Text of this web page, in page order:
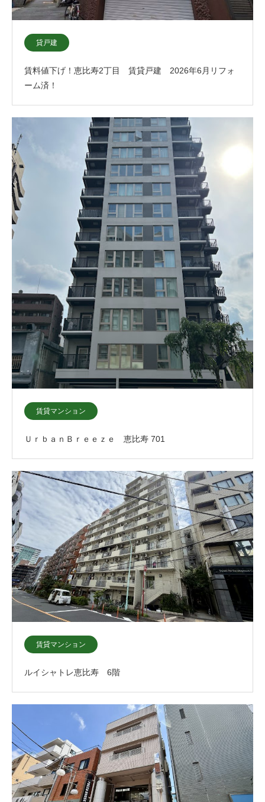
貸戸建
賃料値下げ！恵比寿2丁目 賃貸戸建 2026年6月リフォ
ーム済！
賃貸マンション
ＵｒｂａｎＢｒｅｅｚｅ 恵比寿 701
賃貸マンション
ルイシャトレ恵比寿 6階